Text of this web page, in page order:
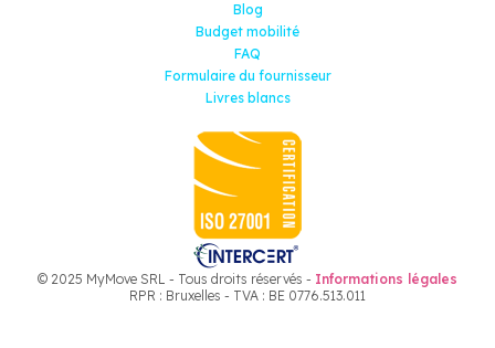
Blog
Budget mobilité
FAQ
Formulaire du fournisseur
Livres blancs
© 2025 MyMove SRL - Tous droits réservés - Informations légales
RPR : Bruxelles - TVA : BE 0776.513.011